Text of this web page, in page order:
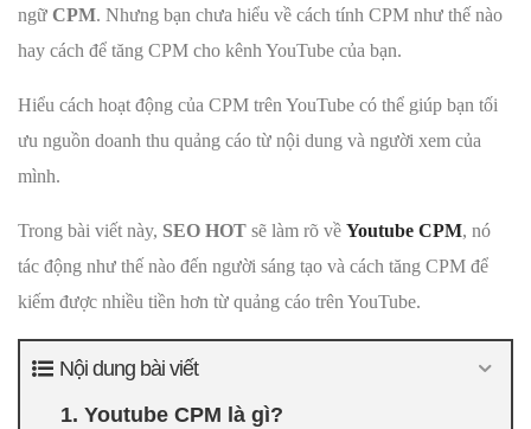
ngữ CPM. Nhưng bạn chưa hiểu về cách tính CPM như thế nào
hay cách để tăng CPM cho kênh YouTube của bạn.
Hiểu cách hoạt động của CPM trên YouTube có thể giúp bạn tối
ưu nguồn doanh thu quảng cáo từ nội dung và người xem của
mình.
Trong bài viết này, SEO HOT sẽ làm rõ về Youtube CPM, nó
tác động như thế nào đến người sáng tạo và cách tăng CPM để
kiếm được nhiều tiền hơn từ quảng cáo trên YouTube.
Nội dung bài viết
1. Youtube CPM là gì?